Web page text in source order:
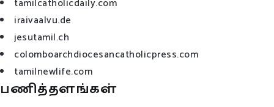
iraivaalvu.de
jesutamil.ch
colomboarchdiocesancatholicpress.com
tamilnewlife.com
பணித்தளங்கள்